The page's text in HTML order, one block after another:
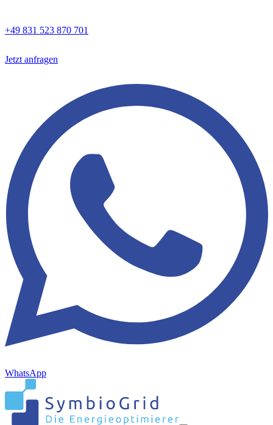
+49 831 523 870 701
Jetzt anfragen
WhatsApp